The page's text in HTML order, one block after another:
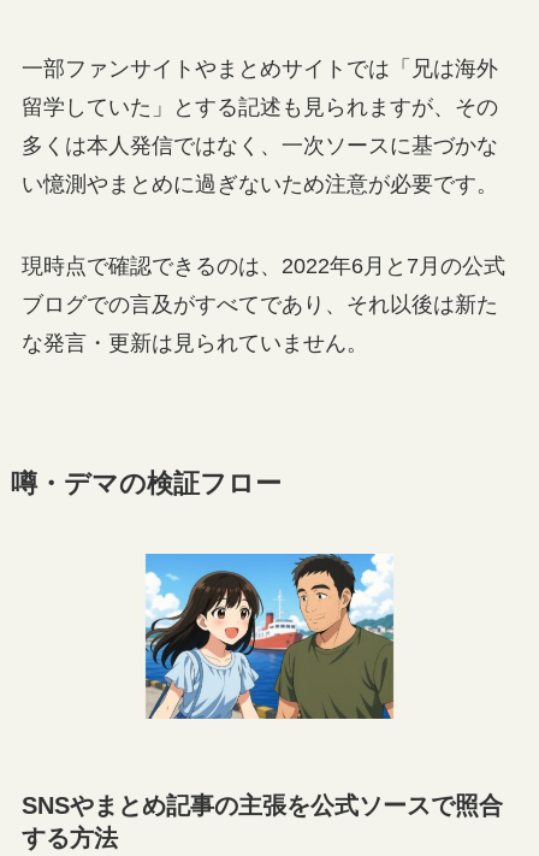
一部ファンサイトやまとめサイトでは「兄は海外
留学していた」とする記述も見られますが、その
多くは本人発信ではなく、一次ソースに基づかな
い憶測やまとめに過ぎないため注意が必要です。
現時点で確認できるのは、2022年6月と7月の公式
ブログでの言及がすべてであり、それ以後は新た
な発言・更新は見られていません。
噂・デマの検証フロー
SNSやまとめ記事の主張を公式ソースで照合
する方法